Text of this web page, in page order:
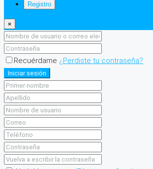
Registro
×
Recuérdame ¿Perdiste tu contraseña?
Iniciar sesión